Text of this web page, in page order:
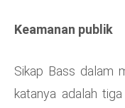
Keamanan publik
Sikap Bass dalam
katanya adalah